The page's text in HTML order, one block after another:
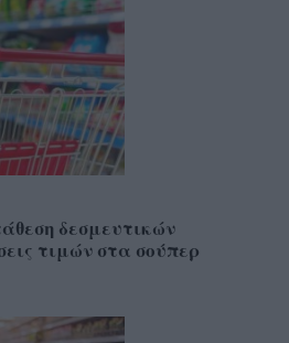
δεσμευτικών
τιμών στα σούπερ